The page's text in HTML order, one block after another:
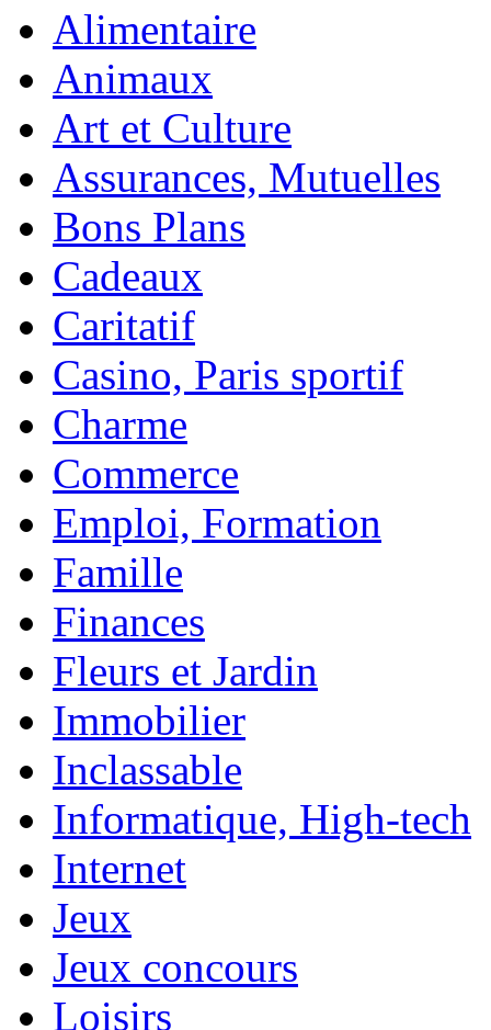
Alimentaire
Animaux
Art et Culture
Assurances, Mutuelles
Bons Plans
Cadeaux
Caritatif
Casino, Paris sportif
Charme
Commerce
Emploi, Formation
Famille
Finances
Fleurs et Jardin
Immobilier
Inclassable
Informatique, High-tech
Internet
Jeux
Jeux concours
Loisirs